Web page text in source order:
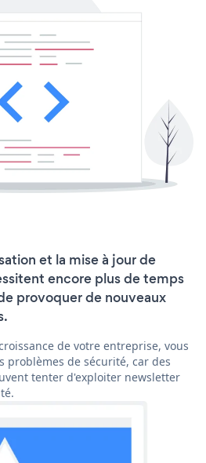
et la mise à jour de
encore plus de temps
provoquer de nouveaux
de votre entreprise, vous
problèmes de sécurité, car des
tenter d'exploiter newsletter